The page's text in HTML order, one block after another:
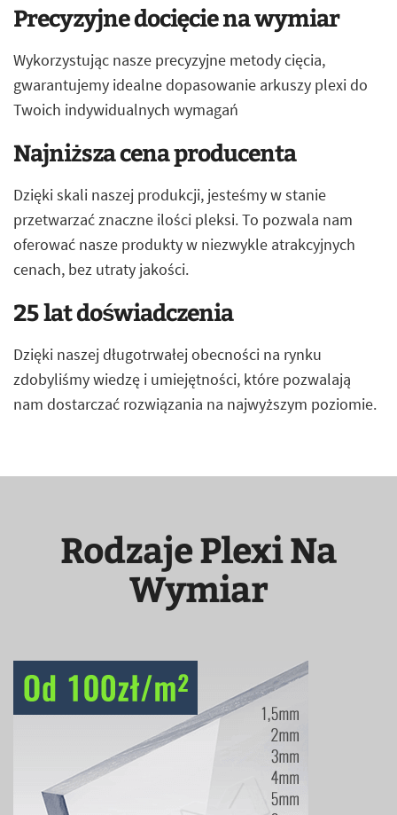
Precyzyjne docięcie na wymiar
Wykorzystując nasze precyzyjne metody cięcia,
gwarantujemy idealne dopasowanie arkuszy plexi do
Twoich indywidualnych wymagań
Najniższa cena producenta
Dzięki skali naszej produkcji, jesteśmy w stanie
przetwarzać znaczne ilości pleksi. To pozwala nam
oferować nasze produkty w niezwykle atrakcyjnych
cenach, bez utraty jakości.
25 lat doświadczenia
Dzięki naszej długotrwałej obecności na rynku
zdobyliśmy wiedzę i umiejętności, które pozwalają
nam dostarczać rozwiązania na najwyższym poziomie.
Rodzaje Plexi Na
Wymiar